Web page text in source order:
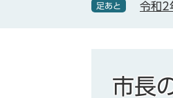
足あと 令和2
市長